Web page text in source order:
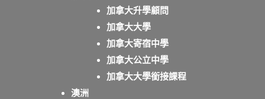
加拿大升學顧問
加拿大大學
加拿大寄宿中學
加拿大公立中學
加拿大大學銜接課程
澳洲